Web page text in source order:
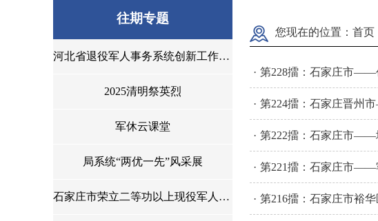
往期专题
河北省退役军人事务系统创新工作擂台赛
2025清明祭英烈
军休云课堂
局系统“两优一先”风采展
石家庄市荣立二等功以上现役军人光荣榜（2022年）
您现在的位置： 首页
· 第228擂：石家庄市——
· 第224擂：石家庄晋州
· 第222擂：石家庄市——
· 第221擂：石家庄市——
· 第216擂：石家庄市裕